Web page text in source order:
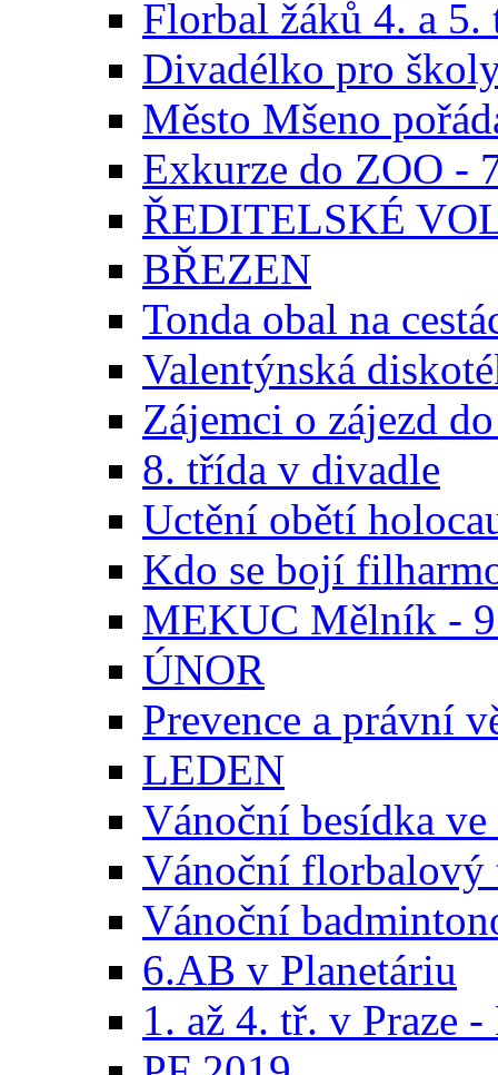
Florbal žáků 4. a 5.
Divadélko pro
Město Mšeno
Exkurze do ZOO -
ŘEDITELSKÉ
BŘEZEN
Tonda obal na
Valentýnská
Zájemci o zájezd
8. třída v divadle
Uctění obětí
Kdo se bojí
MEKUC Mělník -
ÚNOR
Prevence a právní
LEDEN
Vánoční besídka ve
Vánoční florbalový
Vánoční
6.AB v Planetáriu
1. až 4. tř. v Praze